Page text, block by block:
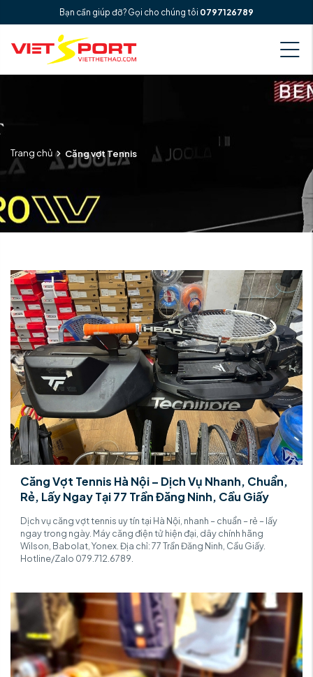
Bạn cần giúp đỡ? Gọi cho chúng tôi 0797126789
Trang chủ Căng vợt Tennis
Căng Vợt Tennis Hà Nội – Dịch Vụ Nhanh, Chuẩn,
Rẻ, Lấy Ngay Tại 77 Trần Đăng Ninh, Cầu Giấy
Dịch vụ căng vợt tennis uy tín tại Hà Nội, nhanh – chuẩn – rẻ – lấy
ngay trong ngày. Máy căng điện tử hiện đại, dây chính hãng
Wilson, Babolat, Yonex. Địa chỉ: 77 Trần Đăng Ninh, Cầu Giấy.
Hotline/Zalo 079.712.6789.